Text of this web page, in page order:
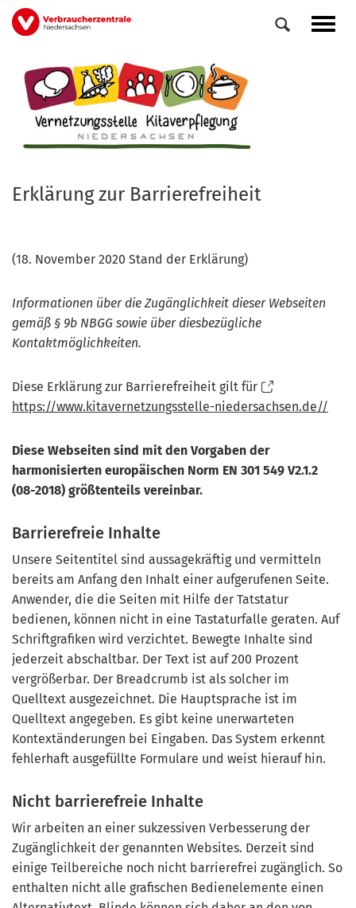
Direkt
zum
Erklärung zur Barrierefreiheit
(18. November 2020 Stand der Erklärung)
Informationen über die Zugänglichkeit dieser Webseiten
gemäß § 9b NBGG sowie über diesbezügliche
Kontaktmöglichkeiten.
Diese Erklärung zur Barrierefreiheit gilt für
https://www.kitavernetzungsstelle-niedersachsen.de//
Diese Webseiten sind mit den Vorgaben der
harmonisierten europäischen Norm EN 301 549 V2.1.2
(08-2018) größtenteils vereinbar.
Barrierefreie Inhalte
Unsere Seitentitel sind aussagekräftig und vermitteln
bereits am Anfang den Inhalt einer aufgerufenen Seite.
Anwender, die die Seiten mit Hilfe der Tatstatur
bedienen, können nicht in eine Tastaturfalle geraten. Auf
Schriftgrafiken wird verzichtet. Bewegte Inhalte sind
jederzeit abschaltbar. Der Text ist auf 200 Prozent
vergrößerbar. Der Breadcrumb ist als solcher im
Quelltext ausgezeichnet. Die Hauptsprache ist im
Quelltext angegeben. Es gibt keine unerwarteten
Kontextänderungen bei Eingaben. Das System erkennt
fehlerhaft ausgefüllte Formulare und weist hierauf hin.
Nicht barrierefreie Inhalte
Wir arbeiten an einer sukzessiven Verbesserung der
Zugänglichkeit der genannten Websites. Derzeit sind
einige Teilbereiche noch nicht barrierefrei zugänglich. So
enthalten nicht alle grafischen Bedienelemente einen